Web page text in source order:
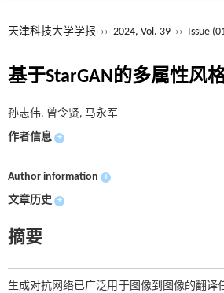
天津科技大学学报 ›› 2024, Vol. 39 ›› Issue
基于StarGAN的多属性风
孙志伟, 曾令贤, 马永军
作者信息 +
Author information +
文章历史 +
摘要
生成对抗网络已广泛用于图像到图像的翻